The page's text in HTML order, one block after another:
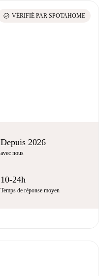
check_circle VÉRIFIÉ PAR SPOTAHOME
Depuis 2026
avec nous
10-24h
Temps de réponse moyen